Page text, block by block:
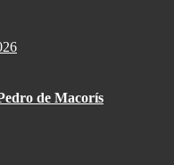
de Macorís